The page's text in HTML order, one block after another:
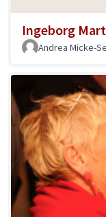
Ingeborg
Andrea Micke-